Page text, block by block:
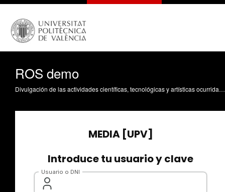
ROS demo
Divulgación de las actividades científicas, tecnológicas y artísticas ocurridas en los tres campus de la UPV